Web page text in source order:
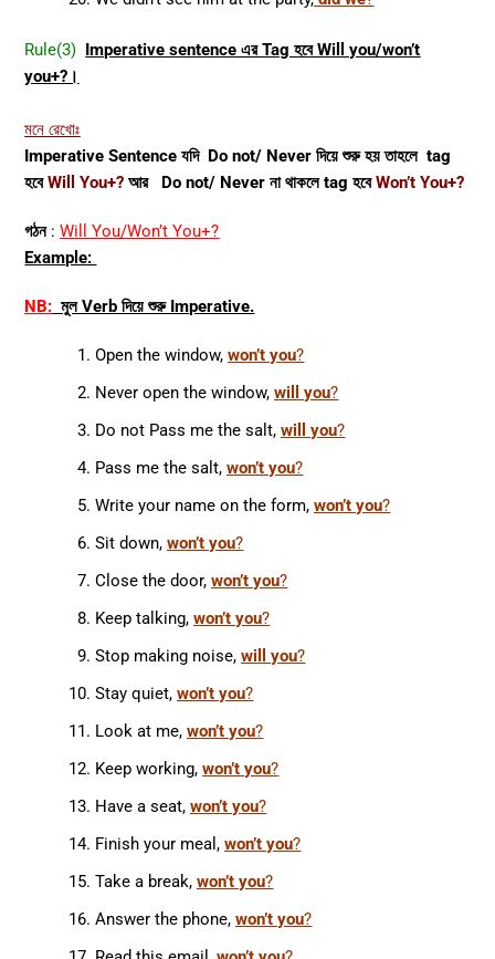
Rule(3) Imperative sentence এর Tag হবে Will you/won’t
you+?।
মনে রেখোঃ
Imperative Sentence যদি Do not/ Never দিয়ে শুরু হয় তাহলে tag
হবেWill You+? আর Do not/ Never না থাকলে tag হবেWon’t You+?
গঠন: Will You/Won’t You+?
Example:
NB: মুল Verb দিয়ে শুরু Imperative.
Open the window,won’t you?
Never open the window,will you?
Do not Pass me the salt,will you?
Pass me the salt,won’t you?
Write your name on the form,won’t you?
Sit down,won’t you?
Close the door,won’t you?
Keep talking,won’t you?
Stop making noise,will you?
Stay quiet,won’t you?
Look at me,won’t you?
Keep working,won’t you?
Have a seat,won’t you?
Finish your meal,won’t you?
Take a break,won’t you?
Answer the phone,won’t you?